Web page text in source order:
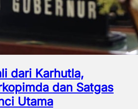
dari Karhutla,
dan Satgas
Utama